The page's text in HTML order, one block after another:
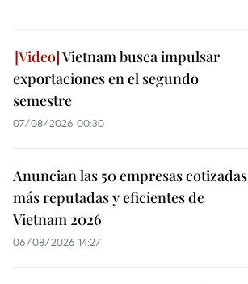
Vietnam busca impulsar
exportaciones en el segundo
semestre
07/08/2026 00:30
Anuncian las 50 empresas cotizadas
más reputadas y eficientes de
Vietnam 2026
06/08/2026 14:27